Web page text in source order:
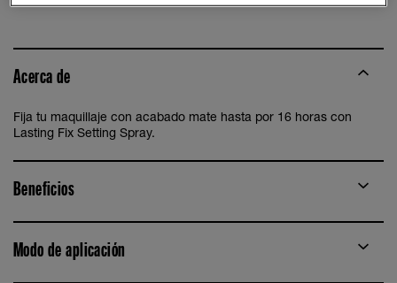
Acerca de
Fija tu maquillaje con acabado mate hasta por 16 horas con
Lasting Fix Setting Spray.
Beneficios
Modo de aplicación